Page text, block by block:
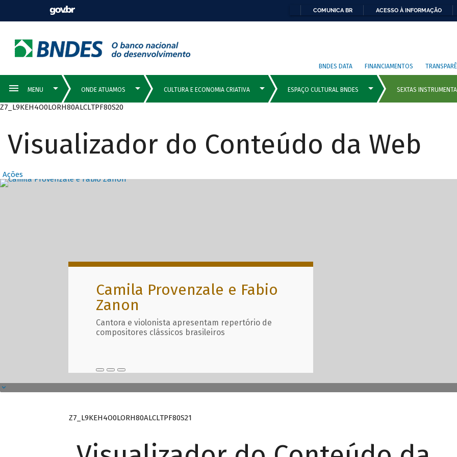
COMUNICA BR ACESSO À INFORMAÇÃO
BNDES DATA FINANCIAMENTOS
Z7_L9KEH4O0LORH80ALCLTPF80S20
Visualizador do Conteúdo da Web
Ações
Destaques Principais com
Camila Provenzale e Fabio
Zanon
Cantora e violonista apresentam repertório de
compositores clássicos brasileiros
Z7_L9KEH4O0LORH80ALCLTPF80S21